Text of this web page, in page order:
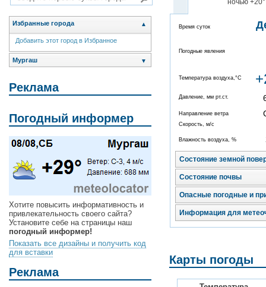
Избранные города ▲
Добавить этот город в Избранное
Мургаш ▼
Реклама
Погодный информер
Хотите повысить информативность и
привлекательность своего сайта?
Установите себе на страницы наш
погодный информер!
Показать все дизайны и получить код
для вставки
Реклама
ночью +20°
Время суток
Погодные явления
Температура воздуха,°C
Давление, мм рт.ст.
Направление ветра
Скорость, м/с
Влажность воздуха, %
Состояние земной
Состояние почвы
Опасные погодные и
Информация для
Карты погоды